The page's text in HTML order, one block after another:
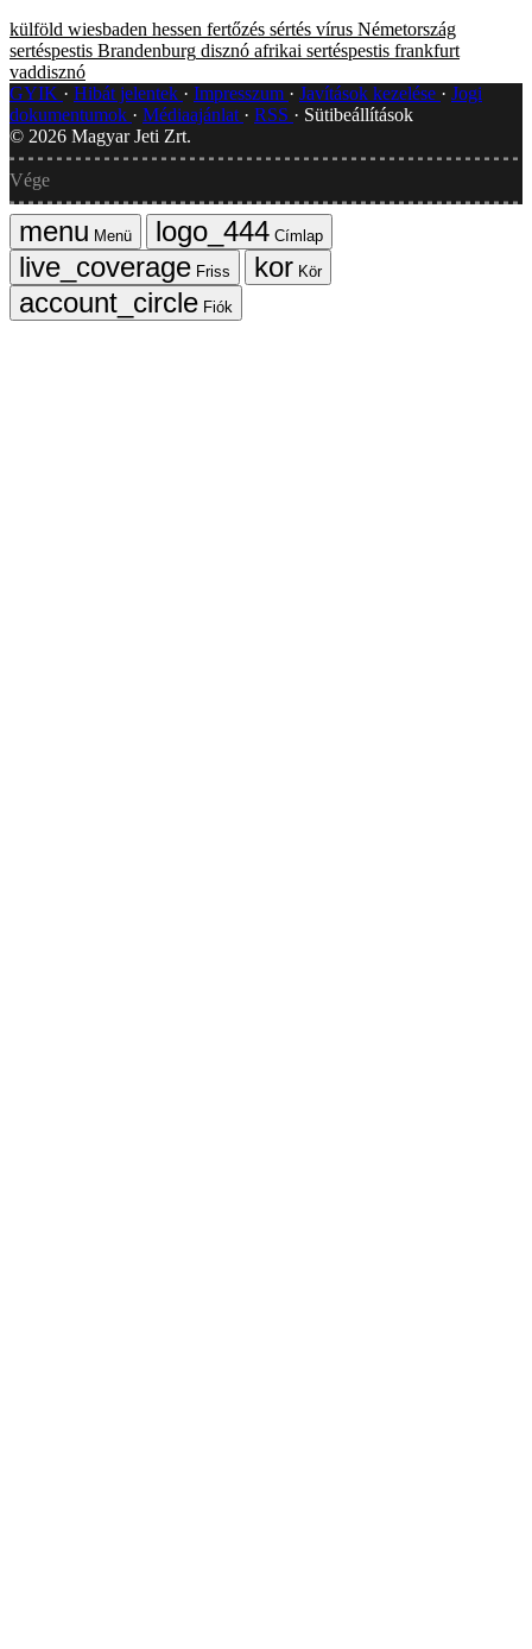
külföld wiesbaden hessen fertőzés sértés vírus Németország
sertéspestis Brandenburg disznó afrikai sertéspestis frankfurt
vaddisznó
GYIK
Hibát jelentek Impresszum Javítások kezelése
Jogi
dokumentumok
Médiaajánlat RSS
Sütibeállítások
© 2026 Magyar Jeti Zrt.
Vége
Menü
Címlap
Friss
Kör
Fiók